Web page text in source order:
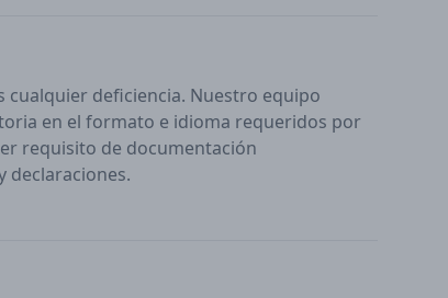
cualquier deficiencia. Nuestro equipo
en el formato e idioma requeridos por
requisito de documentación
declaraciones.